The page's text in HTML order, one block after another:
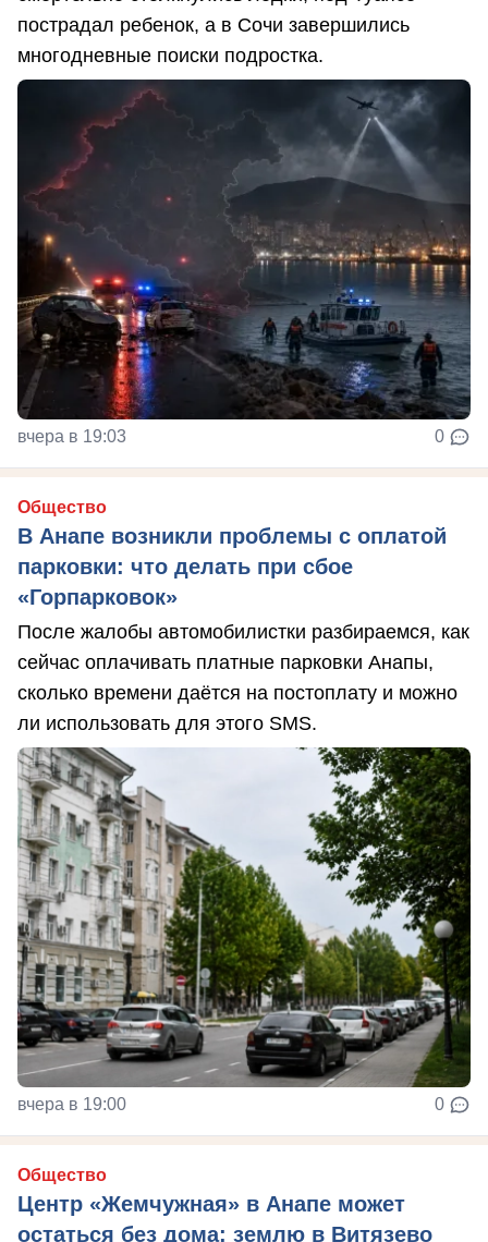
пострадал ребенок, а в Сочи завершились
многодневные поиски подростка.
вчера в 19:03 0
Общество
В Анапе возникли проблемы с оплатой
парковки: что делать при сбое
«Горпарковок»
После жалобы автомобилистки разбираемся, как
сейчас оплачивать платные парковки Анапы,
сколько времени даётся на постоплату и можно
ли использовать для этого SMS.
вчера в 19:00 0
Общество
Центр «Жемчужная» в Анапе может
остаться без дома: землю в Витязево